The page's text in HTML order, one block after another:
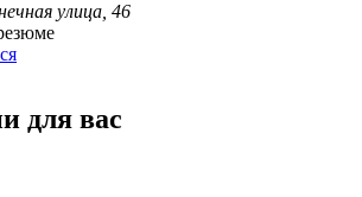
улица, 46
для вас